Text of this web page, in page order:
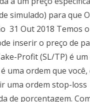
simulado) para que
31 Out 2018 Temos o
inserir o preço de
Profit (SL/TP) é um
uma ordem que você,
uma ordem stop-loss
de porcentagem.